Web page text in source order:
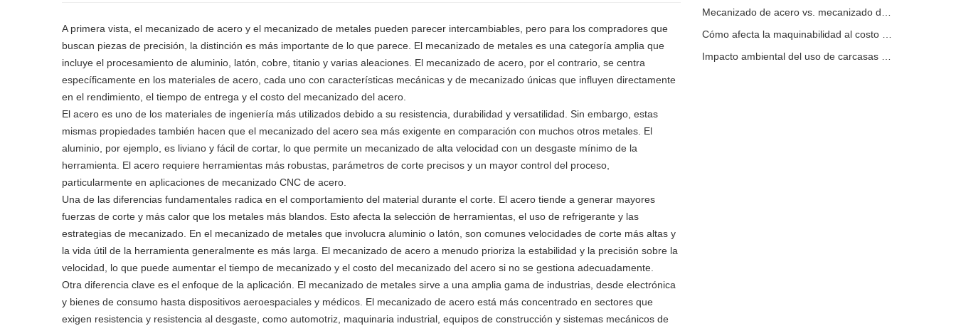
A primera vista, el mecanizado de acero y el mecanizado de metales pueden parecer intercambiables, pero para los compradores que
buscan piezas de precisión, la distinción es más importante de lo que parece. El mecanizado de metales es una categoría amplia que
incluye el procesamiento de aluminio, latón, cobre, titanio y varias aleaciones. El mecanizado de acero, por el contrario, se centra
específicamente en los materiales de acero, cada uno con características mecánicas y de mecanizado únicas que influyen directamente
en el rendimiento, el tiempo de entrega y el costo del mecanizado del acero.
El acero es uno de los materiales de ingeniería más utilizados debido a su resistencia, durabilidad y versatilidad. Sin embargo, estas
mismas propiedades también hacen que el mecanizado del acero sea más exigente en comparación con muchos otros metales. El
aluminio, por ejemplo, es liviano y fácil de cortar, lo que permite un mecanizado de alta velocidad con un desgaste mínimo de la
herramienta. El acero requiere herramientas más robustas, parámetros de corte precisos y un mayor control del proceso,
particularmente en aplicaciones de mecanizado CNC de acero.
Una de las diferencias fundamentales radica en el comportamiento del material durante el corte. El acero tiende a generar mayores
fuerzas de corte y más calor que los metales más blandos. Esto afecta la selección de herramientas, el uso de refrigerante y las
estrategias de mecanizado. En el mecanizado de metales que involucra aluminio o latón, son comunes velocidades de corte más altas y
la vida útil de la herramienta generalmente es más larga. El mecanizado de acero a menudo prioriza la estabilidad y la precisión sobre la
velocidad, lo que puede aumentar el tiempo de mecanizado y el costo del mecanizado del acero si no se gestiona adecuadamente.
Otra diferencia clave es el enfoque de la aplicación. El mecanizado de metales sirve a una amplia gama de industrias, desde electrónica
y bienes de consumo hasta dispositivos aeroespaciales y médicos. El mecanizado de acero está más concentrado en sectores que
exigen resistencia y resistencia al desgaste, como automotriz, maquinaria industrial, equipos de construcción y sistemas mecánicos de
Impacto ambiental del uso de carcasas de aluminio